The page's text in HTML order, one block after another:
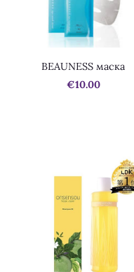
BEAUNESS маска
€10.00